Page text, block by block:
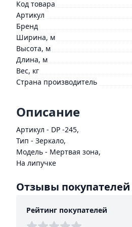
Код товара
Артикул
Бренд
Ширина, м
Высота, м
Длина, м
Вес, кг
Страна производитель
Описание
Артикул - DP -245,
Тип - Зеркало,
Модель - Мертвая зона,
На липучке
Отзывы покупателей
Рейтинг покупателей